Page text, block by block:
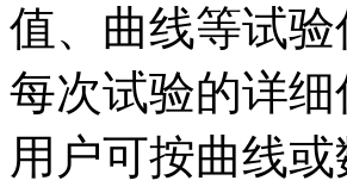
值、曲线等试
每次试验的详
用户可按曲线